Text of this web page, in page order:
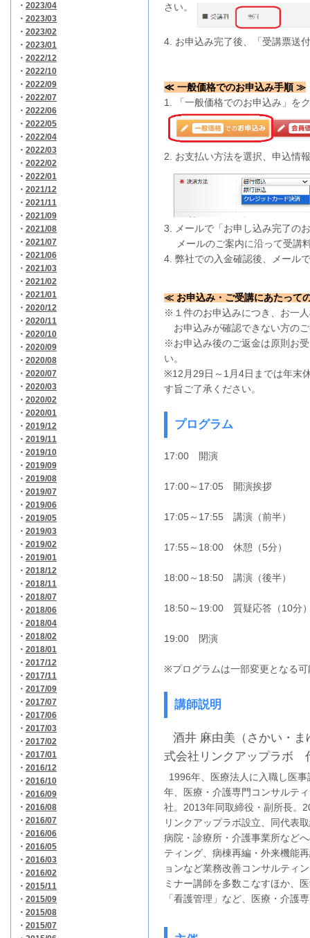
・ 2023/04
・ 2023/03
・ 2023/02
・ 2023/01
・ 2022/12
・ 2022/10
・ 2022/09
・ 2022/07
・ 2022/06
・ 2022/05
・ 2022/04
・ 2022/03
・ 2022/02
・ 2022/01
・ 2021/12
・ 2021/11
・ 2021/09
・ 2021/08
・ 2021/07
・ 2021/06
・ 2021/03
・ 2021/02
・ 2021/01
・ 2020/12
・ 2020/11
・ 2020/10
・ 2020/09
・ 2020/08
・ 2020/07
・ 2020/03
・ 2020/02
・ 2020/01
・ 2019/12
・ 2019/11
・ 2019/10
・ 2019/09
・ 2019/08
・ 2019/07
・ 2019/06
・ 2019/05
・ 2019/03
・ 2019/02
・ 2019/01
・ 2018/12
・ 2018/11
・ 2018/07
・ 2018/06
・ 2018/04
・ 2018/02
・ 2018/01
・ 2017/12
・ 2017/11
・ 2017/09
・ 2017/07
・ 2017/06
・ 2017/03
・ 2017/02
・ 2017/01
・ 2016/12
・ 2016/10
・ 2016/09
・ 2016/08
・ 2016/07
・ 2016/06
・ 2016/05
・ 2016/03
・ 2016/02
・ 2015/11
・ 2015/09
・ 2015/08
・ 2015/07
さい。
4. お申込み完了後、「受講票送
≪ 一般価格でのお申込み手順 ≫
1. 「一般価格でのお申込み」を
2. お支払い方法を選択、申込情
3. メールで「お申し込み完了の
メールのご案内に沿って受講
4. 弊社での入金確認後、メール
≪ お申込み・ご受講にあたって
※１件のお申込みにつき、お一
お申込みが確認できない方の
※お申込み後のご返金は原則お
い。
※12月29日～1月4日までは年末
す旨ご了承ください。
プログラム
17:00 開演
17:00～17:05 開演挨拶
17:05～17:55 講演（前半）
17:55～18:00 休憩（5分）
18:00～18:50 講演（後半）
18:50～19:00 質疑応答（10分
19:00 閉演
※プログラムは一部変更となる
講師説明
酒井 麻由美（さかい・ま
式会社リンクアップラボ
1996年、医療法人に入職し医事
年、医療・介護専門コンサルテ
社。2013年同取締役・副所長。
リンクアップラボ設立、同代表
病院・診療所・介護事業所など
ティング、病棟再編・外来機能
ョンなど業務改善コンサルティ
ミナー講師を多数こなすほか、
「看護管理」など、医療・介護